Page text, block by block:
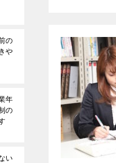
の
や
年
の
い